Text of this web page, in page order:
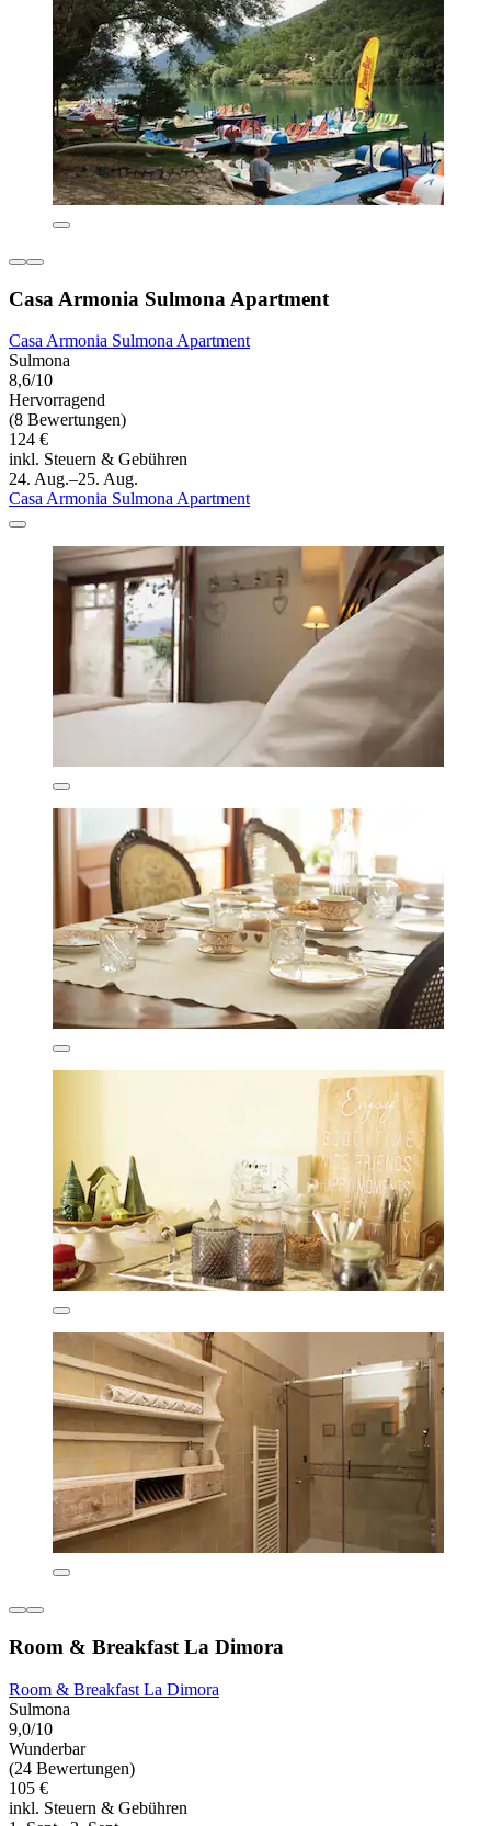
Casa Armonia Sulmona Apartment
Casa Armonia Sulmona Apartment
Sulmona
8,6/10
Hervorragend
(8 Bewertungen)
124 €
inkl. Steuern & Gebühren
24. Aug.–25. Aug.
Casa Armonia Sulmona Apartment
Room & Breakfast La Dimora
Room & Breakfast La Dimora
Sulmona
9,0/10
Wunderbar
(24 Bewertungen)
105 €
inkl. Steuern & Gebühren